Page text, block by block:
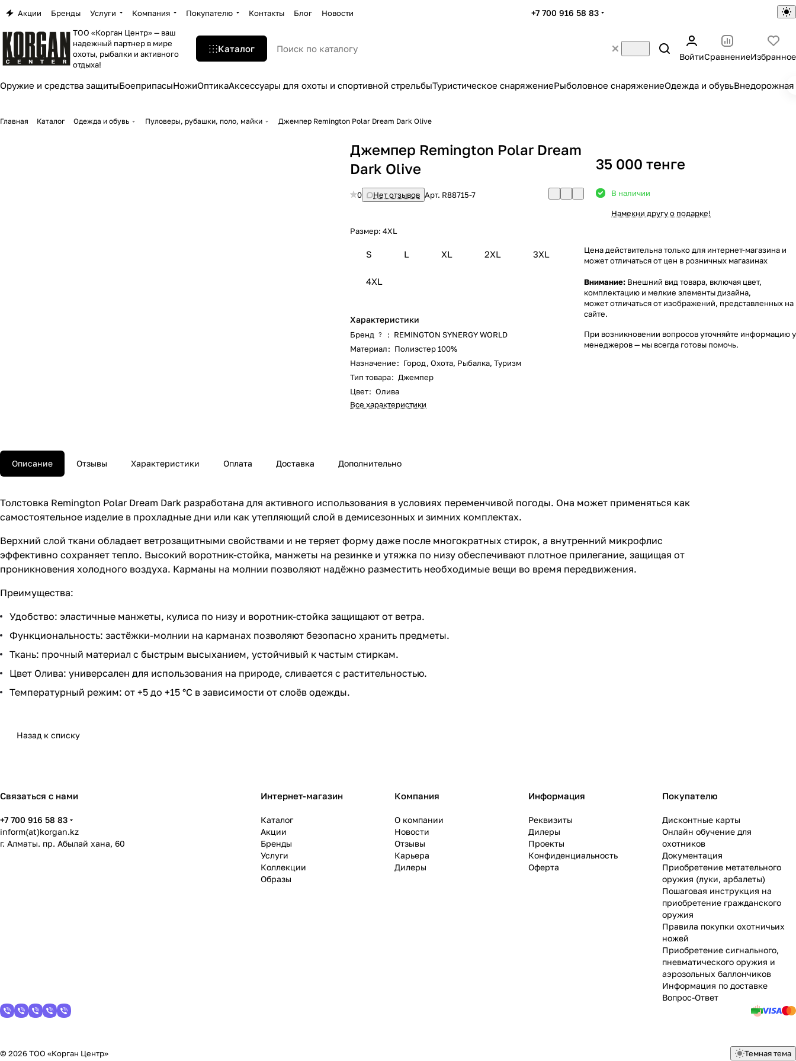
Акции Бренды Услуги Компания Покупателю Контакты Блог Новости +7 700 916 58 83
ТОО «Корган Центр» — ваш
надежный партнер в мире
охоты, рыбалки и активного
отдыха!
Каталог
ВойтиСравнениеИзбранное
Оружие и средства защитыБоеприпасыНожиОптикаАксессуары для охоты и спортивной стрельбыТуристическое снаряжениеРыболовное снаряжениеОдежда и обувьВнедорожная
Главная Каталог Одежда и обувь Пуловеры, рубашки, поло, майки Джемпер Remington Polar Dream Dark Olive
Джемпер Remington Polar Dream
Dark Olive
0 Нет отзывов Арт. R88715-7
Размер:4XL
S L XL 2XL 3XL
4XL
Характеристики
Бренд ? : REMINGTON SYNERGY WORLD
Материал: Полиэстер 100%
Назначение: Город,Охота, Рыбалка,Туризм
Тип товара: Джемпер
Цвет: Олива
Все характеристики
35 000 тенге
В наличии
Намекни другу о подарке!
Цена действительна только для интернет-магазина и
может отличаться от цен в розничных магазинах
Внимание: Внешний вид товара, включая цвет,
комплектацию и мелкие элементы дизайна,
может отличаться от изображений, представленных на
сайте.
При возникновении вопросов уточняйте информацию у
менеджеров— мы всегда готовы помочь.
Описание Отзывы Характеристики Оплата Доставка Дополнительно
Толстовка Remington Polar Dream Dark разработана для активного использования в условиях переменчивой погоды. Она может применяться как
самостоятельное изделие в прохладные дни или как утепляющий слой в демисезонных и зимних комплектах.
Верхний слой ткани обладает ветрозащитными свойствами и не теряет форму даже после многократных стирок, а внутренний микрофлис
эффективно сохраняет тепло. Высокий воротник-стойка, манжеты на резинке и утяжка по низу обеспечивают плотное прилегание, защищая от
проникновения холодного воздуха. Карманы на молнии позволяют надёжно разместить необходимые вещи во время передвижения.
Преимущества:
Удобство: эластичные манжеты, кулиса по низу и воротник-стойка защищают от ветра.
Функциональность: застёжки-молнии на карманах позволяют безопасно хранить предметы.
Ткань: прочный материал с быстрым высыханием, устойчивый к частым стиркам.
Цвет Олива: универсален для использования на природе, сливается с растительностью.
Температурный режим: от +5 до +15 °C в зависимости от слоёв одежды.
Назад к списку
Связаться с нами
+7 700 916 58 83
inform(at)korgan.kz
г. Алматы. пр. Абылай хана, 60
Интернет-магазин
Каталог
Акции
Бренды
Услуги
Коллекции
Образы
Компания
О компании
Новости
Отзывы
Карьера
Дилеры
Информация
Реквизиты
Дилеры
Проекты
Конфиденциальность
Оферта
Покупателю
Дисконтные карты
Онлайн обучение для
охотников
Документация
Приобретение метательного
оружия (луки, арбалеты)
Пошаговая инструкция на
приобретение гражданского
оружия
Правила покупки охотничьих
ножей
Приобретение сигнального,
пневматического оружия и
аэрозольных баллончиков
Информация по доставке
Вопрос-Ответ
© 2026 ТОО «Корган Центр» Темная тема